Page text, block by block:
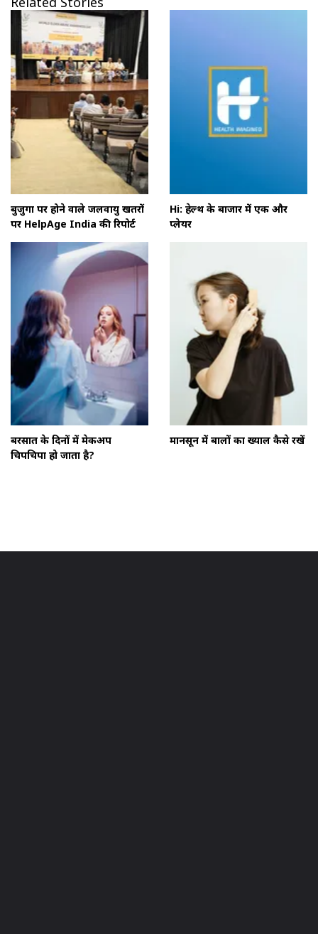
बुजुर्गों पर होने वाले जलवायु खतरों
पर HelpAge India की रिपोर्ट
Hi: हेल्थ के बाजार में एक और
प्लेयर
बरसात के दिनों में मेकअप
चिपचिपा हो जाता है?
मानसून में बालों का ख्याल कैसे रखें